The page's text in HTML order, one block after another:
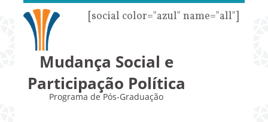
[social color="azul" name="all"]
Mudança Social e
Participação Política
Programa de Pós-Graduação